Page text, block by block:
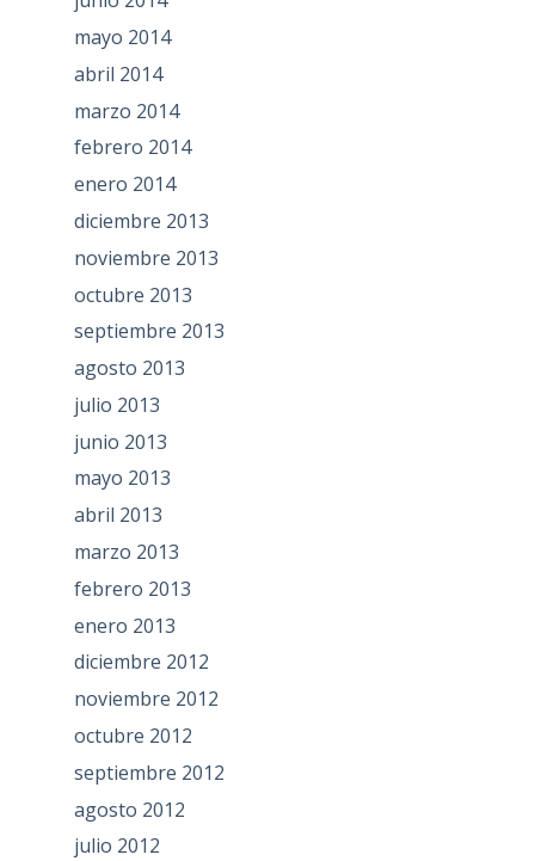
mayo 2014
abril 2014
marzo 2014
febrero 2014
enero 2014
diciembre 2013
noviembre 2013
octubre 2013
septiembre 2013
agosto 2013
julio 2013
junio 2013
mayo 2013
abril 2013
marzo 2013
febrero 2013
enero 2013
diciembre 2012
noviembre 2012
octubre 2012
septiembre 2012
agosto 2012
julio 2012